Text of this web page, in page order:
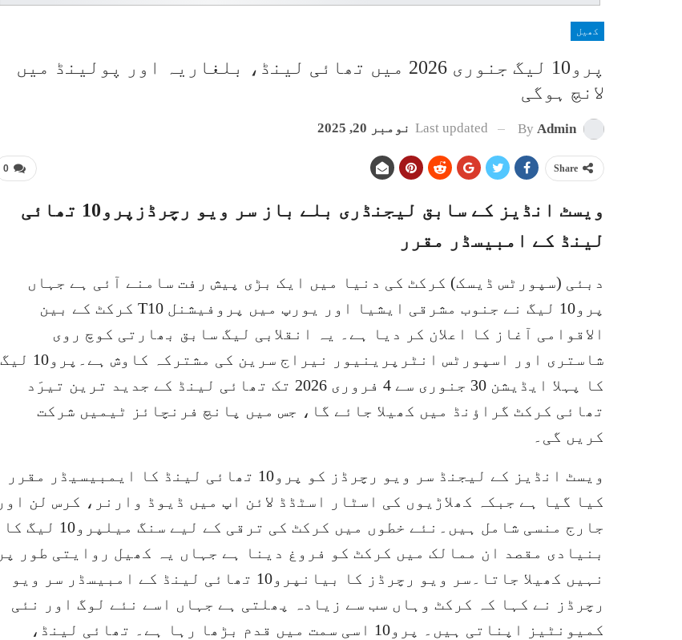
کھیل
پرو10 لیگ جنوری 2026 میں تھائی لینڈ، بلغاریہ اور پولینڈ میں
لانچ ہوگی
By Admin
Last updated نومبر 20, 2025
0 Share
ویسٹ انڈیز کے سابق لیجنڈری بلے باز سر ویو رچرڈزپرو10 تھائی
لینڈ کے امبیسڈر مقرر
دبئی (سپورٹس ڈیسک) کرکٹ کی دنیا میں ایک بڑی پیش رفت سامنے آئی ہے جہاں
پرو10 لیگ نے جنوب مشرقی ایشیا اور یورپ میں پروفیشنل T10 کرکٹ کے بین
الاقوامی آغاز کا اعلان کر دیا ہے۔ یہ انقلابی لیگ سابق بھارتی کوچ روی
شاستری اور اسپورٹس انٹرپرینیور نیراج سرین کی مشترکہ کاوش ہے۔پرو10 لیگ
کا پہلا ایڈیشن 30 جنوری سے 4 فروری 2026 تک تھائی لینڈ کے جدید ترین تیرَد
تھائی کرکٹ گراؤنڈ میں کھیلا جائے گا، جس میں پانچ فرنچائز ٹیمیں شرکت
کریں گی۔
ویسٹ انڈیز کے لیجنڈ سر ویو رچرڈز کو پرو10 تھائی لینڈ کا ایمبیسیڈر مقرر
کیا گیا ہے جبکہ کھلاڑیوں کی اسٹار اسٹڈڈ لائن اپ میں ڈیوڈ وارنر، کرس لن اور
جارج منسی شامل ہیں۔نئے خطوں میں کرکٹ کی ترقی کے لیے سنگ میلپرو10 لیگ کا
بنیادی مقصد ان ممالک میں کرکٹ کو فروغ دینا ہے جہاں یہ کھیل روایتی طور پر
نہیں کھیلا جاتا۔سر ویو رچرڈز کا بیانپرو10 تھائی لینڈ کے امبیسڈر سر ویو
رچرڈز نے کہا کہ کرکٹ وہاں سب سے زیادہ پھلتی ہے جہاں اسے نئے لوگ اور نئی
کمیونٹیز اپناتی ہیں۔ پرو10 اسی سمت میں قدم بڑھا رہا ہے۔ تھائی لینڈ،